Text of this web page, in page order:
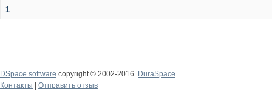
1
DSpace software copyright © 2002-2016
DuraSpace
Контакты
Отправить отзыв